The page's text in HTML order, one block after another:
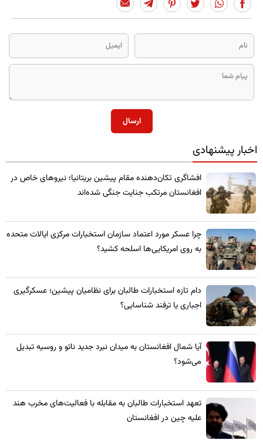
ارسال
اخبار پیشنهادی
​افشاگری تکان‌دهنده مقام پیشین بریتانیا؛ نیروهای خاص در
افغانستان مرتکب جنایت جنگی شده‌اند
چرا عسکر مورد اعتماد سازمان استخبارات مرکزی ایالات متحده
به روی امریکایی‌ها اسلحه کشید؟
​دام تازه استخبارات طالبان برای نظامیان پیشین؛ عسکرگیری
اجباری یا ترفند شناسایی؟
​آیا شمال افغانستان به میدان نبرد جدید ناتو و روسیه تبدیل
می‌شود؟
تعهد استخبارات طالبان به مقابله با فعالیت‌های مخرب هند
علیه چین در افغانستان